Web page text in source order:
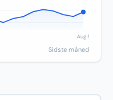
Sidste måned